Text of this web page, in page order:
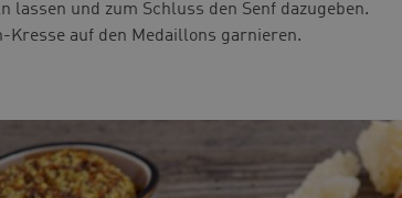
lassen und zum Schluss den Senf dazugeben.
Kresse auf den Medaillons garnieren.